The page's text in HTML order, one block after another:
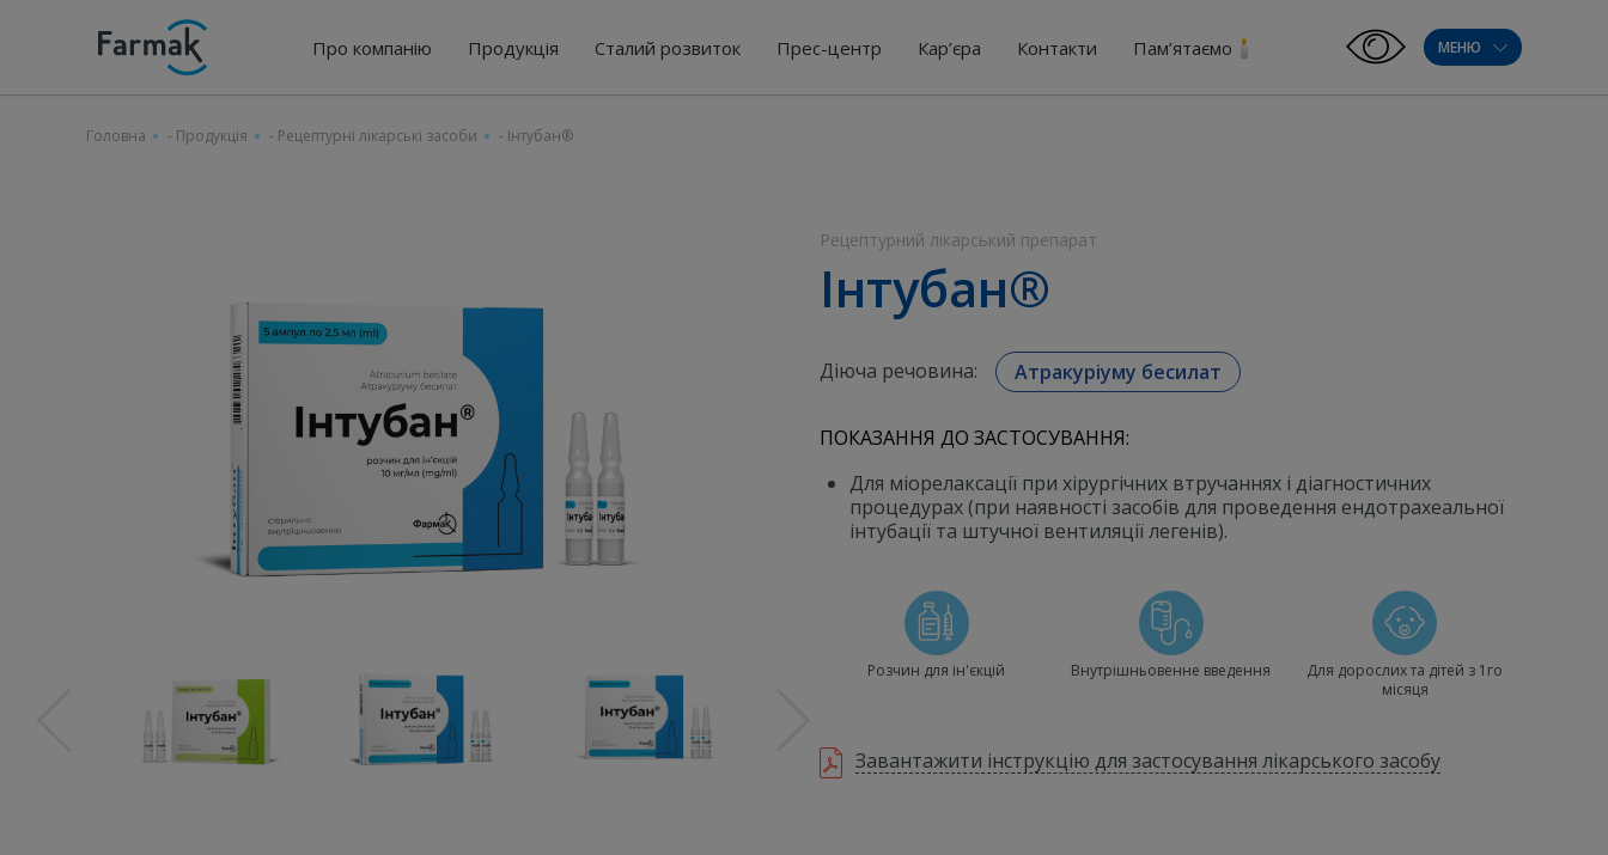
Про компанію Продукція Сталий розвиток Прес-центр Кар’єра Контакти Пам’ятаємо МЕНЮ
Головна - Продукція - Рецептурні лікарські засоби - Інтубан®
Рецептурний лікарський препарат
Інтубан®
Діюча речовина: Атракуріуму бесилат
ПОКАЗАННЯ ДО ЗАСТОСУВАННЯ:
Для міорелаксації при хірургічних втручаннях і діагностичних
процедурах (при наявності засобів для проведення ендотрахеальної
інтубації та штучної вентиляції легенів).
Розчин для ін'єкцій Внутрішньовенне введення
Для дорослих та дітей з 1го
місяця
Завантажити інструкцію для застосування лікарського засобу